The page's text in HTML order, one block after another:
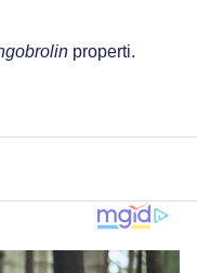
properti.